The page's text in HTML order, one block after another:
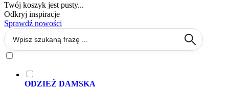
Twój koszyk jest pusty...
Odkryj inspiracje
Sprawdź nowości
ODZIEŻ DAMSKA